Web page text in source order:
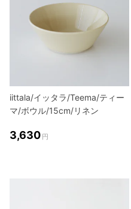
iittala/イッタラ/Teema/ティー
マ/ボウル/15cm/リネン
3,630 円